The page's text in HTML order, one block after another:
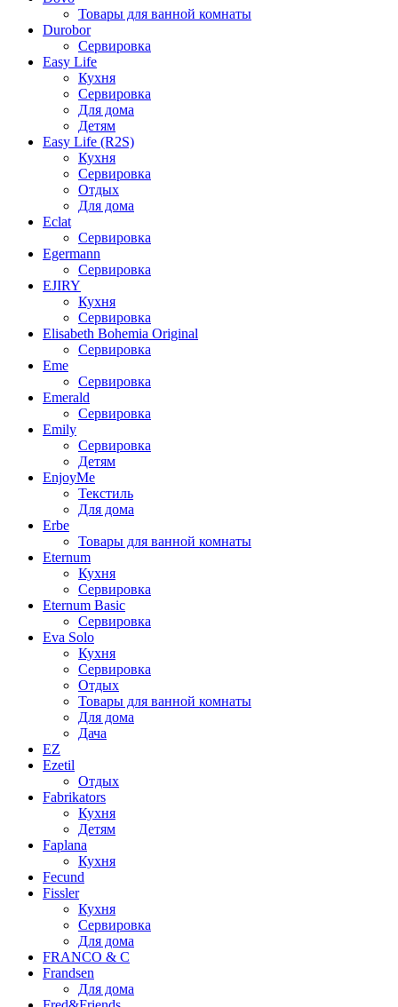
Товары для ванной комнаты
Durobor
Сервировка
Easy Life
Кухня
Сервировка
Для дома
Детям
Easy Life (R2S)
Кухня
Сервировка
Отдых
Для дома
Eclat
Сервировка
Egermann
Сервировка
EJIRY
Кухня
Сервировка
Elisabeth Bohemia Original
Сервировка
Eme
Сервировка
Emerald
Сервировка
Emily
Сервировка
Детям
EnjoyMe
Текстиль
Для дома
Erbe
Товары для ванной комнаты
Eternum
Кухня
Сервировка
Eternum Basic
Сервировка
Eva Solo
Кухня
Сервировка
Отдых
Товары для ванной комнаты
Для дома
Дача
EZ
Ezetil
Отдых
Fabrikators
Кухня
Детям
Faplana
Кухня
Fecund
Fissler
Кухня
Сервировка
Для дома
FRANCO & C
Frandsen
Для дома